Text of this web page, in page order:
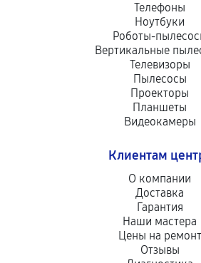
Телефоны
Ноутбуки
Роботы-
Вертикальные
Телевизоры
Пылесосы
Проекторы
Планшеты
Видеокамеры
Клиентам
О компании
Доставка
Гарантия
Наши мастера
Цены на ремонт
Отзывы